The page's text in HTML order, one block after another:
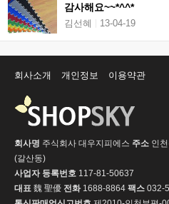
감사해요~~*^^*
김선혜 13-04-19
회사소개 개인정보 이용약관
회사명 주식회사 대우지피에스 주소 인
(갈산동)
사업자 등록번호 117-81-50637
대표 魏 聖優 전화1688-8864 팩스 032-